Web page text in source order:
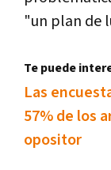
"un plan de
Te puede
Las
57% de los
opositor